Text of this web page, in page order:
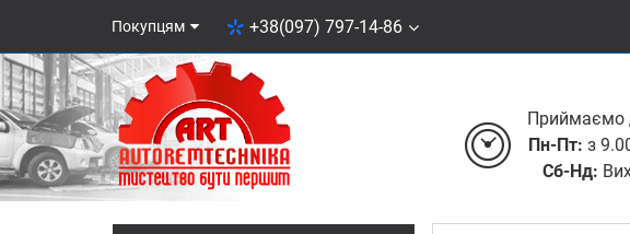
Покупцям +38(097) 797-14-86
Приймаємо
Пн-Пт: з
Сб-Нд: